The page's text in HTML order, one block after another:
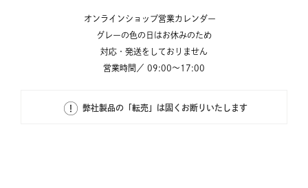
オンラインショップ営業カレンダー
グレーの色の日はお休みのため
対応・発送をしておりません
営業時間／ 09:00～17:00
弊社製品の「転売」は固くお断りいたします